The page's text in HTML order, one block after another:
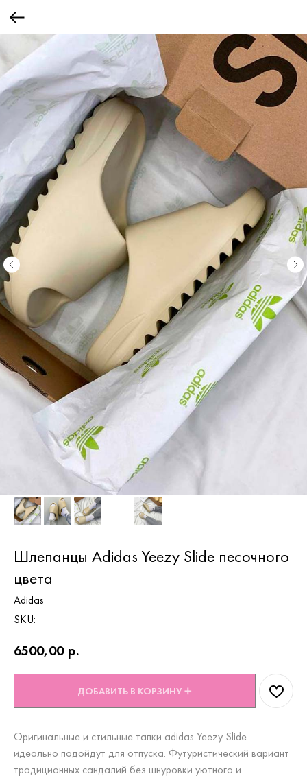
Шлепанцы Adidas Yeezy Slide песочного
цвета
Adidas
SKU:
6500,00 р.
ДОБАВИТЬ В КОРЗИНУ ➕
Оригинальные и стильные тапки adidas Yeezy Slide
идеально подойдут для отпуска. Футуристический вариант
традиционных сандалий без шнуровки уютного и